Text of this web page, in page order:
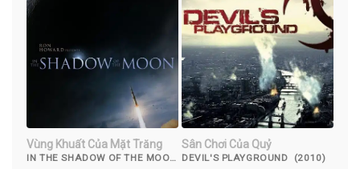
Vùng Khuất Của Mặt Trăng
IN THE SHADOW OF THE MOON
Sân Chơi Của Quỷ
DEVIL'S PLAYGROUND (2010)